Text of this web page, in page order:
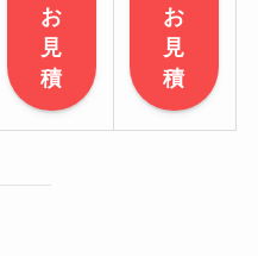
お
見
積
お
見
積